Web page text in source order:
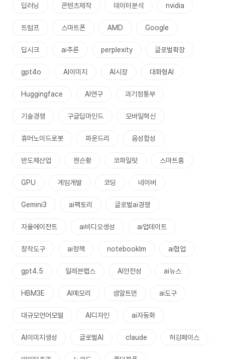
딥러닝 콘텐츠제작 데이터분석 nvidia
트럼프 스마트폰 AMD Google
딥시크 ai추론 perplexity 글로벌확장
gpt4o AI이미지 AI시장 대화형AI
Huggingface AI연구 과기정통부
기술경쟁 구글딥마인드 모바일혁신
휴머노이드로봇 파운드리 음성합성
반도체산업 젠슨황 코파일럿 스마트홈
GPU 게임개발 코딩 네이버
Gemini3 ai팩토리 글로벌ai경쟁
자율에이전트 ai비디오생성 ai업데이트
창작도구 ai정책 notebooklm ai협업
gpt4.5 일레븐랩스 AI안전성 ai뉴스
HBM3E AI메모리 샘알트먼 ai도구
대규모언어모델 AI디자인 ai자동화
AI이미지생성 글로벌AI claude 허깅페이스